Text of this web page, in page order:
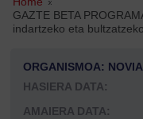
GAZTE BETA
indartzeko eta
ORGANISMOA:
HASIERA DATA:
AMAIERA DATA: